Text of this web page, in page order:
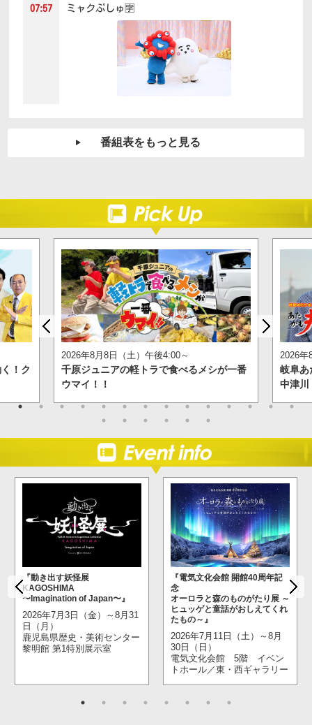
07:57 ミャクぷしゅ🈑
番組表をもっと見る
！ク
2026年8月8日（土）午後4:00～
千原ジュニアの軽トラで食べるメシが一番
ウマイ！！
2026年
岐阜
中津川
『動き出す妖怪展
KAGOSHIMA
〜Imagination of Japan〜』
2026年7月3日（金）～8月31
日（月）
鹿児島県歴史・美術センター
黎明館 第1特別展示室
『電気文化会館 開館40周年記
念
オーロラと森のものがたり展 ～
ヒュッゲと童話がおしえてくれ
たもの～』
2026年7月11日（土）～8月
30日（日）
電気文化会館 5階 イベン
トホール／東・西ギャラリー